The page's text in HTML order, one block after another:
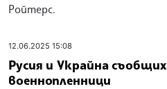
Ройтерс.
12.06.2025 15:08
Русия и Украйна
военнопленници